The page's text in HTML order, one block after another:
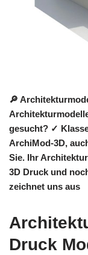
🔎
gesucht? ✓
ArchiMod-3D,
Sie. Ihr
3D Druck und
zeichnet uns aus
Druck